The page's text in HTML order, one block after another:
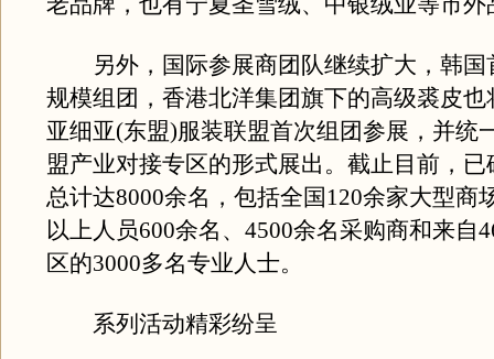
另外，国际参展商团队继续扩大，韩国
规模组团，香港北洋集团旗下的高级裘皮也
亚细亚(东盟)服装联盟首次组团参展，并统
盟产业对接专区的形式展出。截止目前，
总计达8000余名，包括全国120余家大型商
以上人员600余名、4500余名采购商和来自
区的3000多名专业人士。
系列活动精彩纷呈